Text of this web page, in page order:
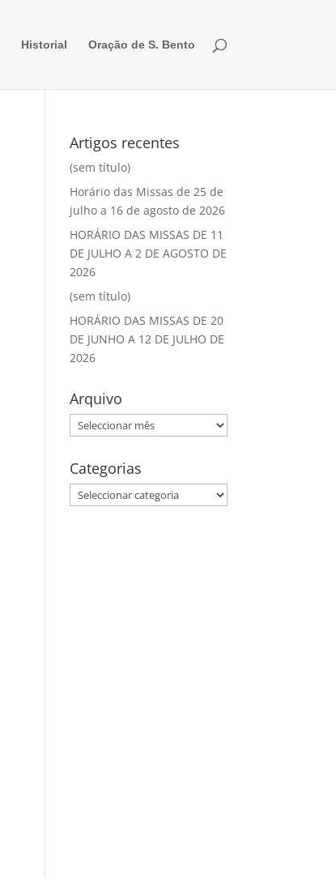
Historial Oração de S. Bento
Artigos recentes
(sem título)
Horário das Missas de 25 de
julho a 16 de agosto de 2026
HORÁRIO DAS MISSAS DE 11
DE JULHO A 2 DE AGOSTO DE
2026
(sem título)
HORÁRIO DAS MISSAS DE 20
DE JUNHO A 12 DE JULHO DE
2026
Arquivo
Arquivo
Categorias
Categorias